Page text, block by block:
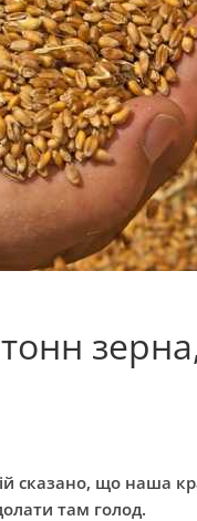
тонн
сказано, що наша
там голод.